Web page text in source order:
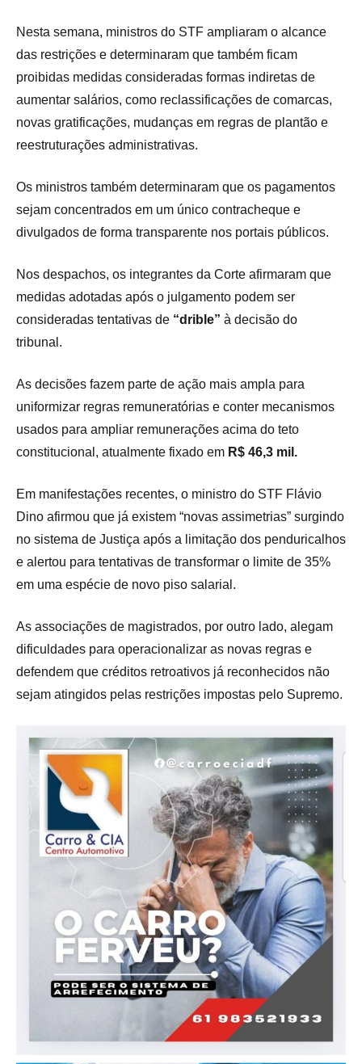
Nesta semana, ministros do STF ampliaram o alcance
das restrições e determinaram que também ficam
proibidas medidas consideradas formas indiretas de
aumentar salários, como reclassificações de comarcas,
novas gratificações, mudanças em regras de plantão e
reestruturações administrativas.
Os ministros também determinaram que os pagamentos
sejam concentrados em um único contracheque e
divulgados de forma transparente nos portais públicos.
Nos despachos, os integrantes da Corte afirmaram que
medidas adotadas após o julgamento podem ser
consideradas tentativas de “drible” à decisão do
tribunal.
As decisões fazem parte de ação mais ampla para
uniformizar regras remuneratórias e conter mecanismos
usados para ampliar remunerações acima do teto
constitucional, atualmente fixado em R$ 46,3 mil.
Em manifestações recentes, o ministro do STF Flávio
Dino afirmou que já existem “novas assimetrias” surgindo
no sistema de Justiça após a limitação dos penduricalhos
e alertou para tentativas de transformar o limite de 35%
em uma espécie de novo piso salarial.
As associações de magistrados, por outro lado, alegam
dificuldades para operacionalizar as novas regras e
defendem que créditos retroativos já reconhecidos não
sejam atingidos pelas restrições impostas pelo Supremo.